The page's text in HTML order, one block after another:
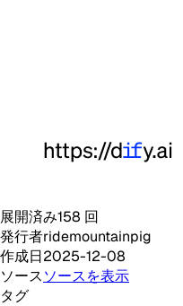
展開済み158 回
発行者ridemountainpig
作成日2025-12-08
ソースソースを表示
タグ